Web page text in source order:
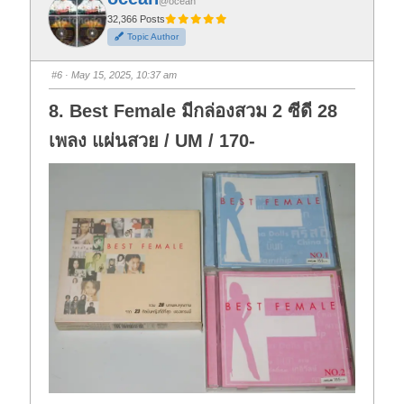
r
t
h
u
m
d
o
n
t
h
u
m
u
p
32,366 Posts
Topic Author
#6 · May 15, 2025, 10:37 am
8. Best Female มีกล่องสวม 2 ซีดี 28
เพลง แผ่นสวย / UM / 170-